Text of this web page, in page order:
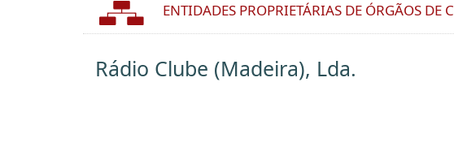
ENTIDADES PROPRIETÁRIAS DE ÓRGÃOS
Rádio Clube (Madeira), Lda.